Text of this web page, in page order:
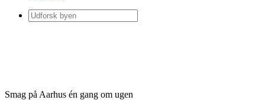
Smag på Aarhus én gang om ugen